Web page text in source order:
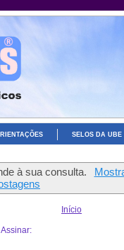
SELOS DA UBE
à sua consulta.
Início
Assinar: